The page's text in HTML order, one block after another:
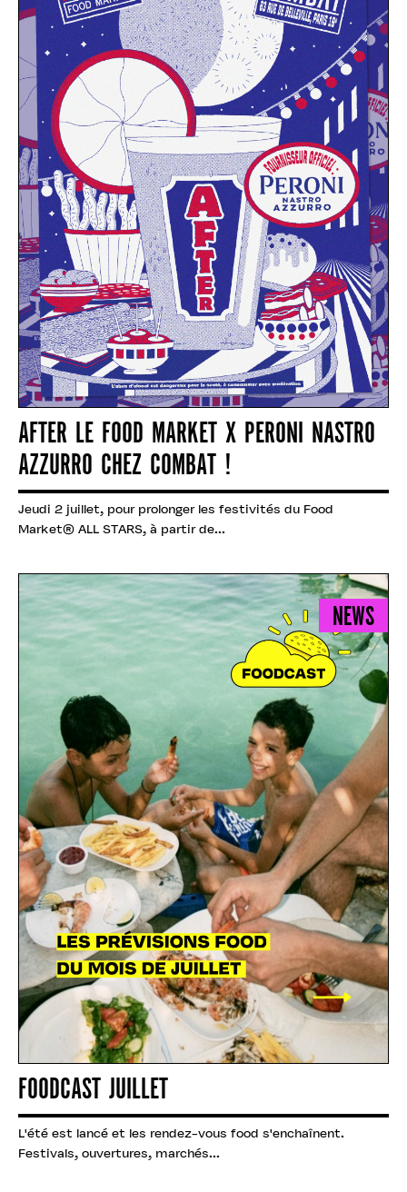
AFTER LE FOOD MARKET X PERONI NASTRO
AZZURRO CHEZ COMBAT !
Jeudi 2 juillet, pour prolonger les festivités du Food
Market® ALL STARS, à partir de...
FOODCAST JUILLET
L'été est lancé et les rendez-vous food s'enchaînent.
Festivals, ouvertures, marchés...
NEWS